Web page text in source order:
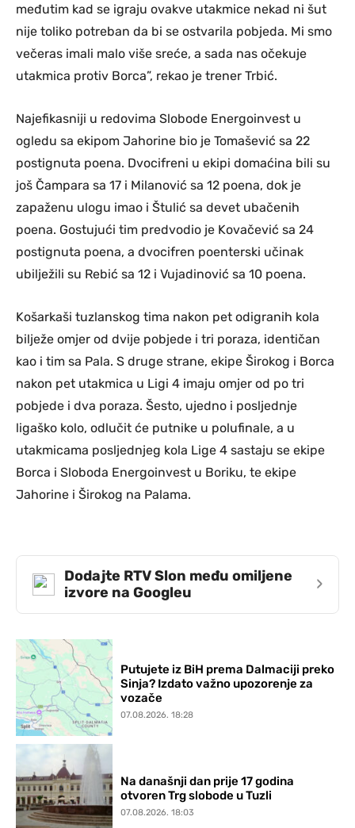
međutim kad se igraju ovakve utakmice nekad ni šut
nije toliko potreban da bi se ostvarila pobjeda. Mi smo
večeras imali malo više sreće, a sada nas očekuje
utakmica protiv Borca”, rekao je trener Trbić.
Najefikasniji u redovima Slobode Energoinvest u
ogledu sa ekipom Jahorine bio je Tomašević sa 22
postignuta poena. Dvocifreni u ekipi domaćina bili su
još Čampara sa 17 i Milanović sa 12 poena, dok je
zapaženu ulogu imao i Štulić sa devet ubačenih
poena. Gostujući tim predvodio je Kovačević sa 24
postignuta poena, a dvocifren poenterski učinak
ubilježili su Rebić sa 12 i Vujadinović sa 10 poena.
Košarkaši tuzlanskog tima nakon pet odigranih kola
bilježe omjer od dvije pobjede i tri poraza, identičan
kao i tim sa Pala. S druge strane, ekipe Širokog i Borca
nakon pet utakmica u Ligi 4 imaju omjer od po tri
pobjede i dva poraza. Šesto, ujedno i posljednje
ligaško kolo, odlučit će putnike u polufinale, a u
utakmicama posljednjeg kola Lige 4 sastaju se ekipe
Borca i Sloboda Energoinvest u Boriku, te ekipe
Jahorine i Širokog na Palama.
Dodajte RTV Slon među omiljene
izvore na Googleu
›
Putujete iz BiH prema Dalmaciji preko
Sinja? Izdato važno upozorenje za
vozače
07.08.2026. 18:28
Na današnji dan prije 17 godina
otvoren Trg slobode u Tuzli
07.08.2026. 18:03